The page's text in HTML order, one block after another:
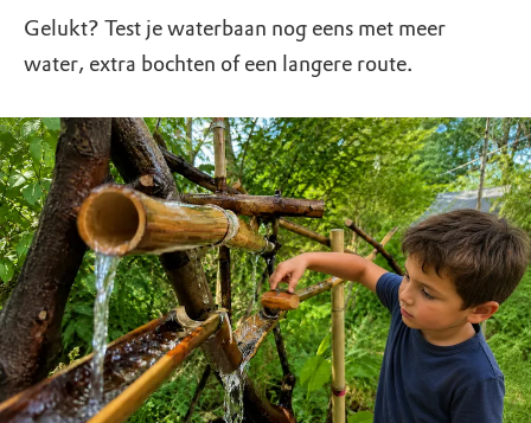
Gelukt? Test je waterbaan nog eens met meer
water, extra bochten of een langere route.